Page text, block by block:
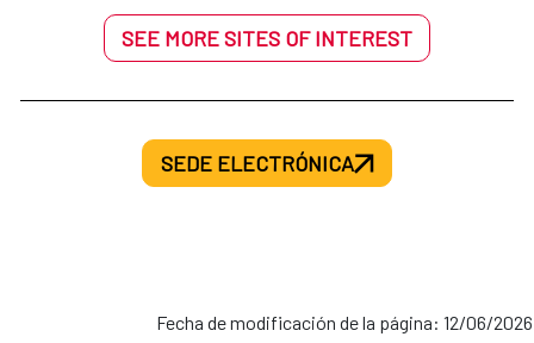
SEE MORE SITES OF INTEREST
SEDE ELECTRÓNICA
Fecha de modificación de la página: 12/06/2026